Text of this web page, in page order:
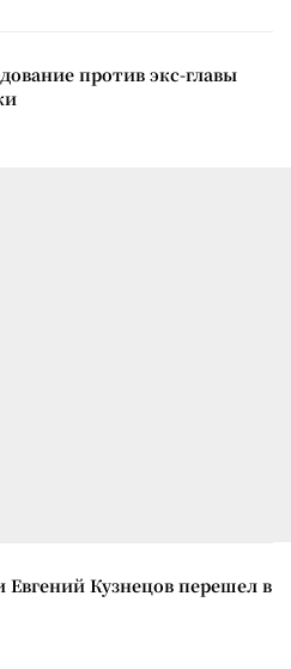
против экс-главы
Евгений Кузнецов перешел в